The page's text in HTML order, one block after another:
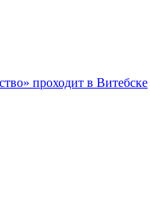
проходит в Витебске